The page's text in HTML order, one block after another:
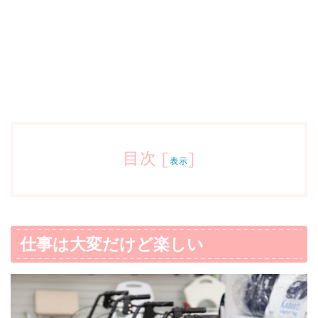
目次 [ 表示]
仕事は大変だけど楽しい